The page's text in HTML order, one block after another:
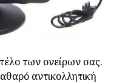
των ονείρων σας.
αντικολλητική